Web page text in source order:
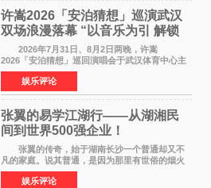
许嵩2026「安泊猜想」巡演武汉
双场浪漫落幕 “以音乐为引 解锁
江城记忆”
2026年7月31日、8月2日两晚，许嵩
2026「安泊猜想」巡回演唱会于武汉体育中心主
体育场盛大开唱。许嵩与数万歌迷在此相聚，从
浪漫惬意的舞台设计到充满诚意与惊喜的现场互
动，共同开启了一场关于
娱乐评论
张翼的易学江湖行——从湖湘民
间到世界500强企业！
张翼的传奇，始于湖南长沙一个普通却又不
凡的家庭。说其普通，是因为那里有世俗的烟火
气；说其不凡，是因为家中有一位洞悉天地玄机
的长者——他的爷爷。作为当地的风水师，爷爷
娱乐评论